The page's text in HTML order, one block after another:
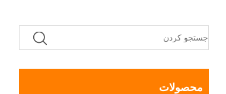
محصولات